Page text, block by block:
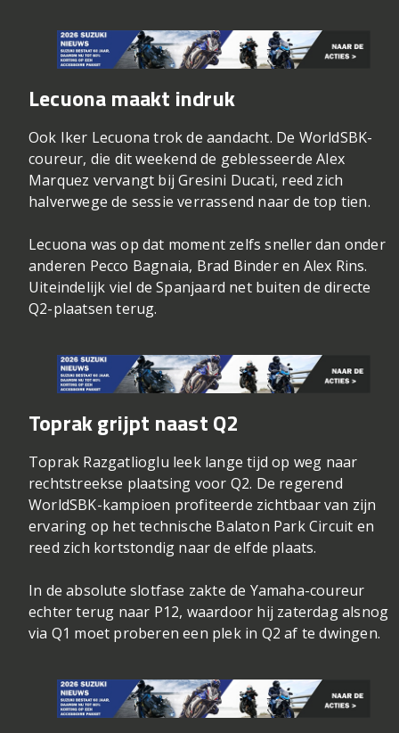
Lecuona maakt indruk
Ook Iker Lecuona trok de aandacht. De WorldSBK-
coureur, die dit weekend de geblesseerde Alex
Marquez vervangt bij Gresini Ducati, reed zich
halverwege de sessie verrassend naar de top tien.
Lecuona was op dat moment zelfs sneller dan onder
anderen Pecco Bagnaia, Brad Binder en Alex Rins.
Uiteindelijk viel de Spanjaard net buiten de directe
Q2-plaatsen terug.
Toprak grijpt naast Q2
Toprak Razgatlioglu leek lange tijd op weg naar
rechtstreekse plaatsing voor Q2. De regerend
WorldSBK-kampioen profiteerde zichtbaar van zijn
ervaring op het technische Balaton Park Circuit en
reed zich kortstondig naar de elfde plaats.
In de absolute slotfase zakte de Yamaha-coureur
echter terug naar P12, waardoor hij zaterdag alsnog
via Q1 moet proberen een plek in Q2 af te dwingen.